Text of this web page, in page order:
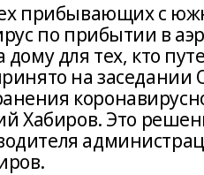
прибывающих с
по прибытии в
для тех, кто
на заседании
Хабиров. Это